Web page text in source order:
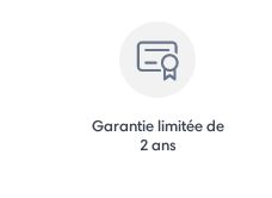
Garantie limitée de
2 ans